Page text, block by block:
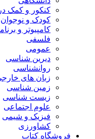
کنکور و کمک‌
کودک و نوجوان
کامپیوتر و
فلسفی
عمومی
دیرین شناسی
روانشناسی
زبان های
زمین شناسی
زیست شناسی
علوم اجتماعی
فیزیک و شیمی
کشاورزی
فروشگاه کتاب